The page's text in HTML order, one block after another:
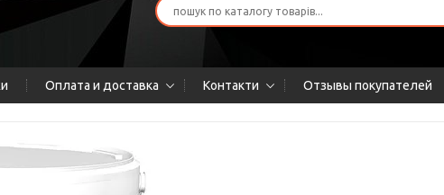
Оплата и доставка Контакти Отзывы покупателей